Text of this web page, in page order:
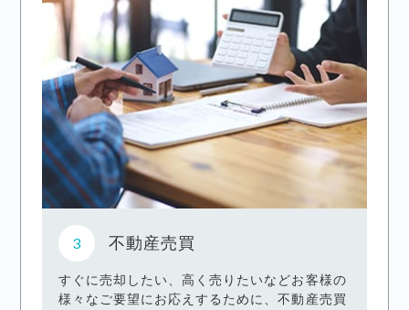
不動産売買
すぐに売却したい、高く売りたいなどお客様の
様々なご要望にお応えするために、不動産売買